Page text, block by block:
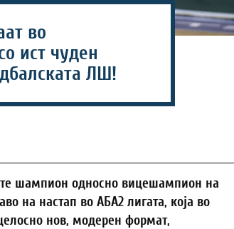
во
ист чуден
ЛШ!
шампион односно вицешампион на
на настап во АБА2 лигата, која во
нов, модерен формат,